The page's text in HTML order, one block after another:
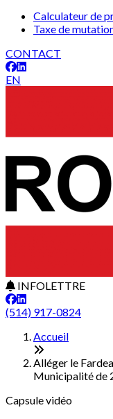
Calculateur de
Taxe de
CONTACT
EN
INFOLETTRE
(514) 917-0824
Accueil
Alléger le
Municipalité de
Capsule vidéo